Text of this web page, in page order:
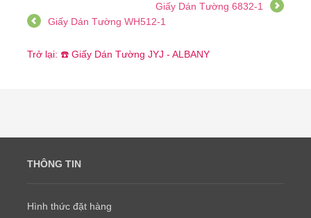
Giấy Dán Tường 6832-1
Giấy Dán Tường WH512-1
Trở lại: ☎️ Giấy Dán Tường JYJ - ALBANY
THÔNG TIN
Hình thức đặt hàng